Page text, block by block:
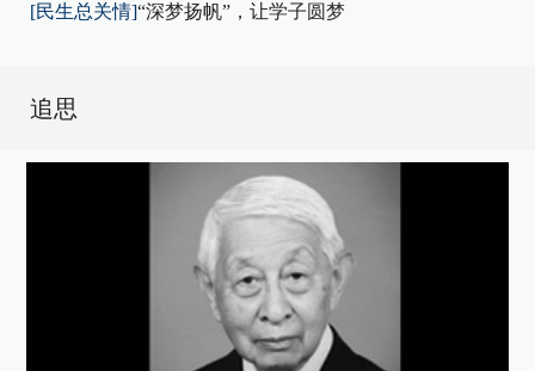
[民生总关情]“深梦扬帆”，让学子圆梦
追思